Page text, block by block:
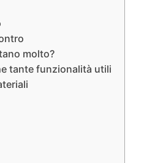
molto?
tante funzionalità utili